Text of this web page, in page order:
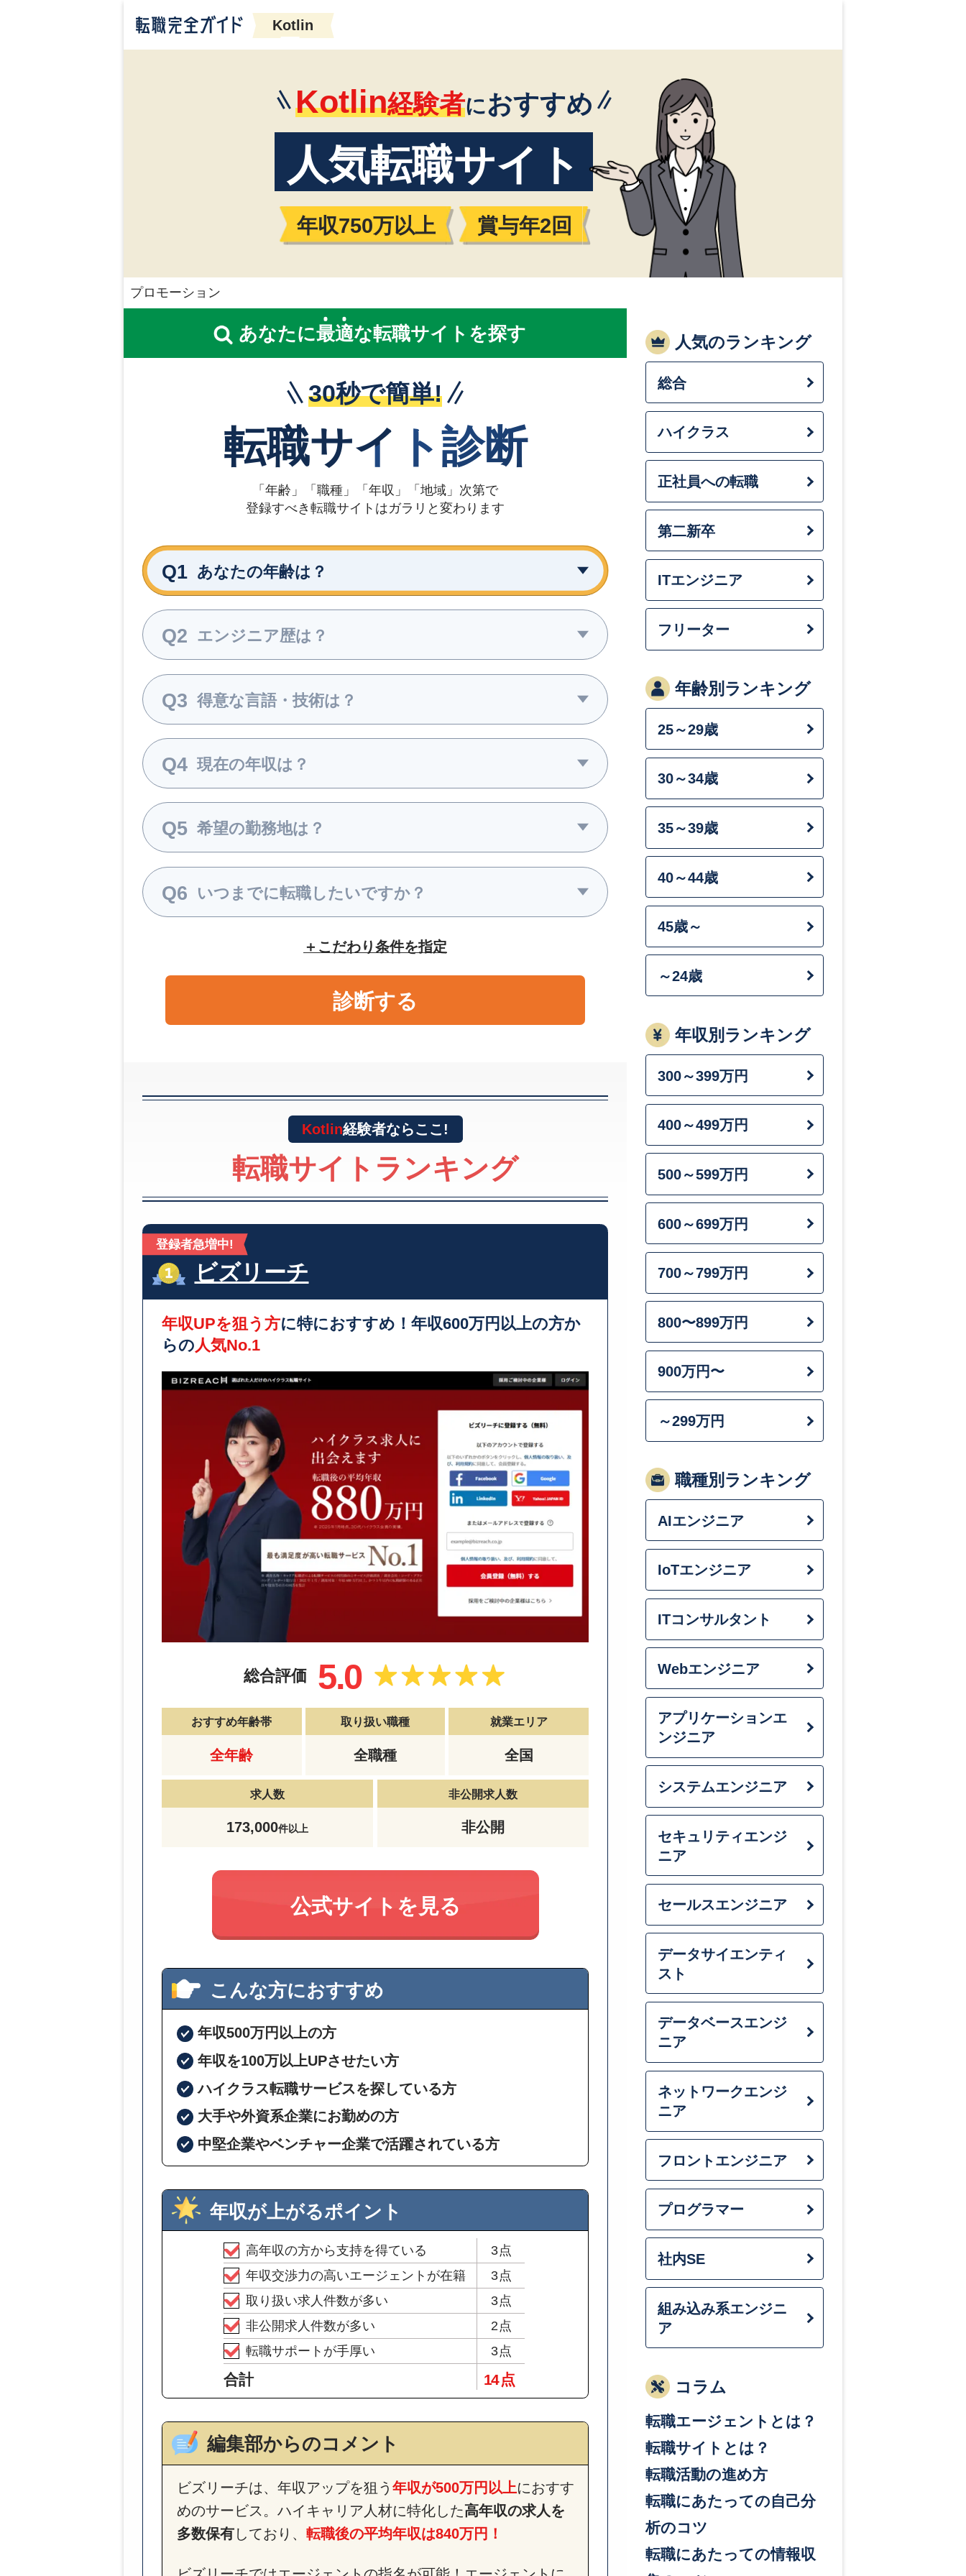
Kotlin
Kotlin経験者におすすめ
人気転職サイト
年収750万以上 賞与年2回
プロモーション
あなたに最適な転職サイトを探す
30秒で簡単!
転職サイト診断
「年齢」「職種」「年収」「地域」次第で
登録すべき転職サイトはガラリと変わります
Q1 あなたの年齢は？
Q2 エンジニア歴は？
Q3 得意な言語・技術は？
Q4 現在の年収は？
Q5 希望の勤務地は？
Q6 いつまでに転職したいですか？
こだわり条件を指定
診断する
Kotlin経験者ならここ!
転職サイトランキング
登録者急増中!
ビズリーチ
年収UPを狙う方に特におすすめ！年収600万円以上の方か
らの人気No.1
総合評価 5.0
おすすめ年齢帯
全年齢
取り扱い職種
全職種
就業エリア
全国
求人数
173,000件以上
非公開求人数
非公開
公式サイトを見る
こんな方におすすめ
年収500万円以上の方
年収を100万以上UPさせたい方
ハイクラス転職サービスを探している方
大手や外資系企業にお勤めの方
中堅企業やベンチャー企業で活躍されている方
年収が上がるポイント
高年収の方から支持を得ている
3点
年収交渉力の高いエージェントが在籍
3点
取り扱い求人件数が多い
3点
非公開求人件数が多い
2点
転職サポートが手厚い
3点
合計 14 点
編集部からのコメント
ビズリーチは、年収アップを狙う 年収が500万円以上におすす
めのサービス。ハイキャリア人材に特化した高年収の求人を
多数保有しており、 転職後の平均年収は840万円！
人気のランキング
総合
ハイクラス
正社員への転職
第二新卒
ITエンジニア
フリーター
年齢別ランキング
25～29歳
30～34歳
35～39歳
40～44歳
45歳～
～24歳
年収別ランキング
300～399万円
400～499万円
500～599万円
600～699万円
700～799万円
800〜899万円
900万円〜
～299万円
職種別ランキング
AIエンジニア
IoTエンジニア
ITコンサルタント
Webエンジニア
アプリケーションエ
ンジニア
システムエンジニア
セキュリティエンジ
ニア
セールスエンジニア
データサイエンティ
スト
データベースエンジ
ニア
ネットワークエンジ
ニア
フロントエンジニア
プログラマー
社内SE
組み込み系エンジニ
ア
コラム
転職エージェントとは？
転職サイトとは？
転職活動の進め方
転職にあたっての自己分
析のコツ
転職にあたっての情報収